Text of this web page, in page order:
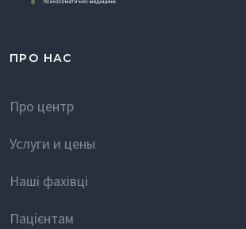
ПРО НАС
Про центр
Услуги и цены
Наші фахівці
Пацієнтам